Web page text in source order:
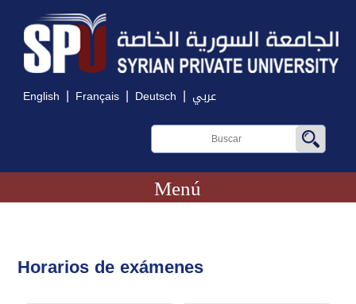
English | Français | Deutsch | عربي
Menú
Horarios de exámenes